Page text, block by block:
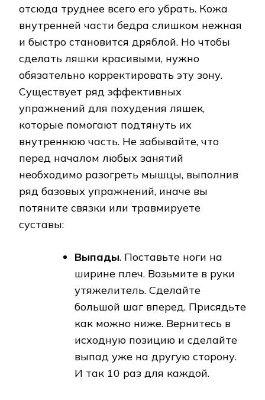
отсюда труднее всего его убрать. Кожа
внутренней части бедра слишком нежная
и быстро становится дряблой. Но чтобы
сделать ляшки красивыми, нужно
обязательно корректировать эту зону.
Существует ряд эффективных
упражнений для похудения ляшек,
которые помогают подтянуть их
внутреннюю часть. Не забывайте, что
перед началом любых занятий
необходимо разогреть мышцы, выполнив
ряд базовых упражнений, иначе вы
потяните связки или травмируете
суставы:
Выпады. Поставьте ноги на
ширине плеч. Возьмите в руки
утяжелитель. Сделайте
большой шаг вперед. Присядьте
как можно ниже. Вернитесь в
исходную позицию и сделайте
выпад уже на другую сторону.
И так 10 раз для каждой.